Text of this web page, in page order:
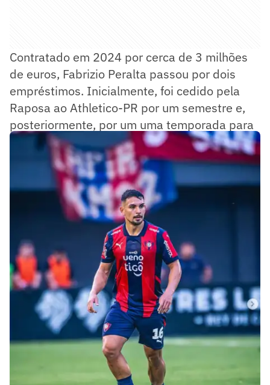
Contratado em 2024 por cerca de 3 milhões
de euros, Fabrizio Peralta passou por dois
empréstimos. Inicialmente, foi cedido pela
Raposa ao Athletico-PR por um semestre e,
posteriormente, por um uma temporada para
o Cerro Porteño.